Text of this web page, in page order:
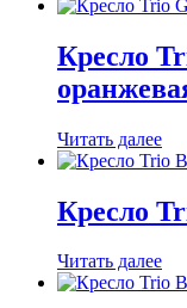
Кресло
Читать далее
Кресло
Читать далее